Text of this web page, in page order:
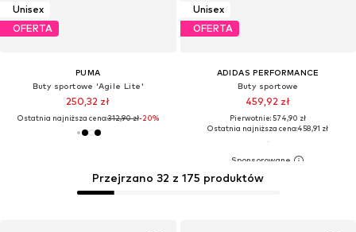
Unisex
OFERTA
PUMA
Buty sportowe 'Agile Lite'
250,32 zł
Ostatnia najniższa cena:312,90 zł-20%
Przejrzano 32 z 175 produktów
Unisex
OFERTA
ADIDAS PERFORMANCE
Buty sportowe
459,92 zł
Pierwotnie: 574,90 zł
Ostatnia najniższa cena:458,91 zł